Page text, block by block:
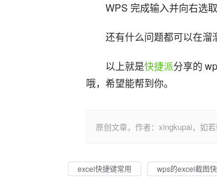
WPS 完成输入并向右选
还有什么问题都可以在溜
以上就是快捷派分享的
哦，希望能帮到你。
原创文章，作者：xingkupai，如
excel快捷键常用 wps的excel截图